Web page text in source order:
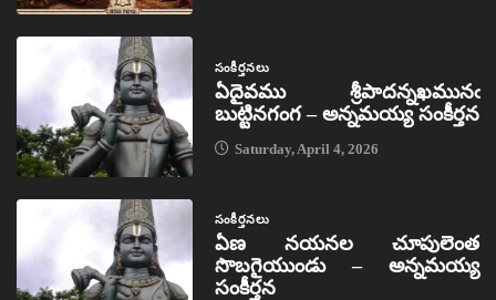
సంకీర్తనలు
ఏదైవము శ్రీపాదన్నఖమునఁ
బుట్టినగంగ – అన్నమయ్య సంకీర్తన
Saturday, April 4, 2026
సంకీర్తనలు
ఏణ నయనల చూపులెంత
సొబగైయుండు – అన్నమయ్య
సంకీర్తన